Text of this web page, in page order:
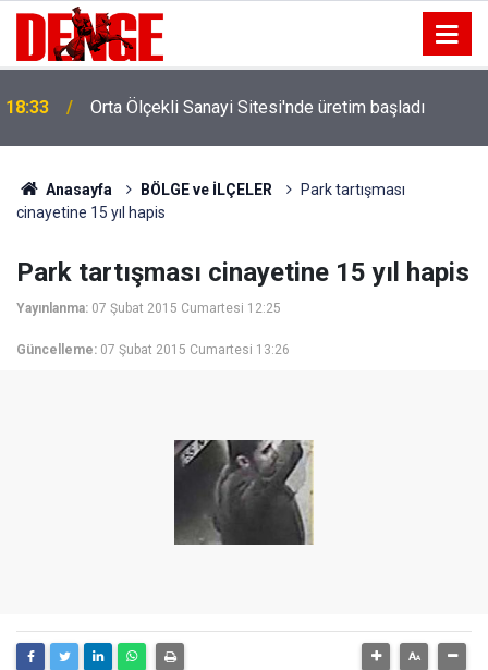
18:33 Orta Ölçekli Sanayi Sitesi'nde üretim başladı
Anasayfa BÖLGE ve İLÇELER
Park tartışması
cinayetine 15 yıl hapis
Park tartışması cinayetine 15 yıl hapis
Yayınlanma: 07 Şubat 2015 Cumartesi 12:25
Güncelleme: 07 Şubat 2015 Cumartesi 13:26